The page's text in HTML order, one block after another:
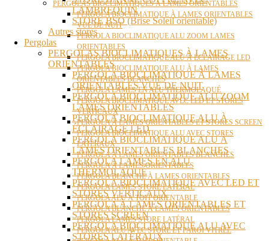
PERGOLAS BIOCLIMATIQUES À LAMES ORIENTABLES
PERGOLA BIOCLIMATIQUE À LAMES ORIENTABLES
VUE DE NUIT
PERGOLA BIOCLIMATIQUE ALU ZOOM LAMES
ORIENTABLES
PERGOLA BIOCLIMATIQUE ALU À ÉCLAIRAGE LED
PERGOLA BIOCLIMATIQUE ALU À LAMES
ORIENTABLES BLANCHES
PERGOLA LAMES EN ALU THERMOLAQUÉ
PERGOLA BIOCLIMATIQUE AVEC LED ET STORES
VERTICAUX
PERGOLA À LAMES ORIENTABLES ET STORES SCREEN
PERGOLA BIOCLIMATIQUE ALU AVEC STORES
LATÉRAUX
PERGOLA À LAMES ORIENTABLES BLANCHES
PERGOLA À LAMES ORIENTABLES
PERGOLA BLANCHE À LAMES ORIENTABLES
PERGOLA LAMES STORE LATÉRAL
PERGOLA ALU À TOIT ORIENTABLE
PERGOLA BLANCHE À LAMES ORIENTABLES
PERGOLA LAMES STORE LATÉRAL
PERGOLA ALU AVEC STORE ET PAROI VITRÉE
LAMBREQUIN
STORE BSO (Brise Soleil orientable)
Autres stores
Pergolas
PERGOLAS BIOCLIMATIQUES À LAMES
ORIENTABLES
PERGOLA BIOCLIMATIQUE À LAMES
ORIENTABLES VUE DE NUIT
PERGOLA BIOCLIMATIQUE ALU ZOOM
LAMES ORIENTABLES
PERGOLA BIOCLIMATIQUE ALU À
ÉCLAIRAGE LED
PERGOLA BIOCLIMATIQUE ALU À
LAMES ORIENTABLES BLANCHES
PERGOLA LAMES EN ALU
THERMOLAQUÉ
PERGOLA BIOCLIMATIQUE AVEC LED ET
STORES VERTICAUX
PERGOLA À LAMES ORIENTABLES ET
STORES SCREEN
PERGOLA BIOCLIMATIQUE ALU AVEC
STORES LATÉRAUX